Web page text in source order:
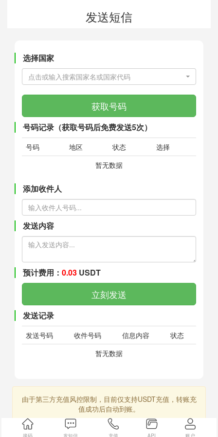
发送短信
选择国家
点击或输入搜索国家名或国家代码
获取号码
号码记录（获取号码后免费发送5次）
号码 地区 状态
选择
暂无数据
添加收件人
发送内容
预计费用： 0.03 USDT
立刻发送
发送记录
发送号码 收件号码 信息内容
状态
暂无数据
由于第三方充值风控限制，目前仅支持USDT充值，转账充
值成功后自动到账。
接码 发短信 充值 API 账户